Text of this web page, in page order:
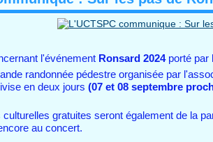
l'événement Ronsard 2024porté par
randonnée pédestre organisée par
en deux jours (07 et 08 septembre
culturelles gratuites seront également de la
au concert.